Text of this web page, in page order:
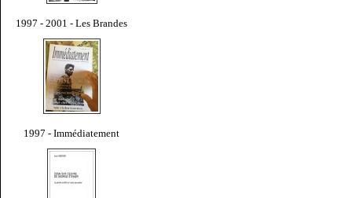
1997 - 2001 - Les Brandes
1997 - Immédiatement